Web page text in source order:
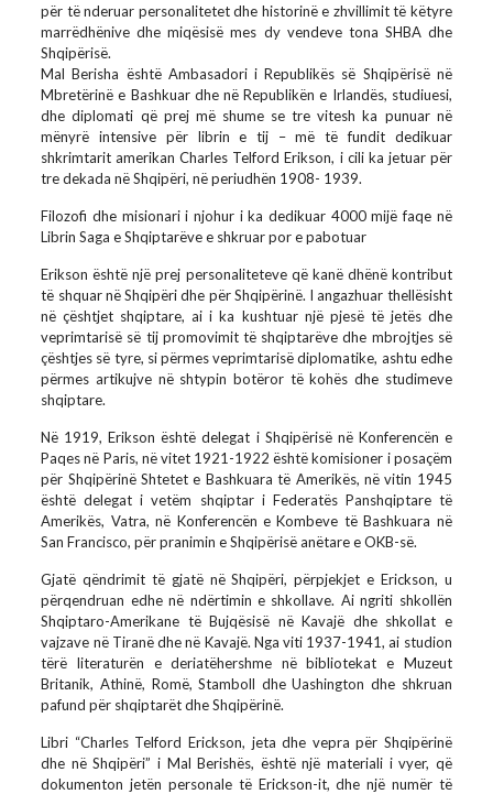
për të nderuar personalitetet dhe historinë e zhvillimit të këtyre
marrëdhënive dhe miqësisë mes dy vendeve tona SHBA dhe
Shqipërisë.
Mal Berisha është Ambasadori i Republikës së Shqipërisë në
Mbretërinë e Bashkuar dhe në Republikën e Irlandës, studiuesi,
dhe diplomati që prej më shume se tre vitesh ka punuar në
mënyrë intensive për librin e tij – më të fundit dedikuar
shkrimtarit amerikan Charles Telford Erikson, i cili ka jetuar për
tre dekada në Shqipëri, në periudhën 1908- 1939.
Filozofi dhe misionari i njohur i ka dedikuar 4000 mijë faqe në
Librin Saga e Shqiptarëve e shkruar por e pabotuar
Erikson është një prej personaliteteve që kanë dhënë kontribut
të shquar në Shqipëri dhe për Shqipërinë. I angazhuar thellësisht
në çështjet shqiptare, ai i ka kushtuar një pjesë të jetës dhe
veprimtarisë së tij promovimit të shqiptarëve dhe mbrojtjes së
çështjes së tyre, si përmes veprimtarisë diplomatike, ashtu edhe
përmes artikujve në shtypin botëror të kohës dhe studimeve
shqiptare.
Në 1919, Erikson është delegat i Shqipërisë në Konferencën e
Paqes në Paris, në vitet 1921-1922 është komisioner i posaçëm
për Shqipërinë Shtetet e Bashkuara të Amerikës, në vitin 1945
është delegat i vetëm shqiptar i Federatës Panshqiptare të
Amerikës, Vatra, në Konferencën e Kombeve të Bashkuara në
San Francisco, për pranimin e Shqipërisë anëtare e OKB-së.
Gjatë qëndrimit të gjatë në Shqipëri, përpjekjet e Erickson, u
përqendruan edhe në ndërtimin e shkollave. Ai ngriti shkollën
Shqiptaro-Amerikane të Bujqësisë në Kavajë dhe shkollat e
vajzave në Tiranë dhe në Kavajë. Nga viti 1937-1941, ai studion
tërë literaturën e deriatëhershme në bibliotekat e Muzeut
Britanik, Athinë, Romë, Stamboll dhe Uashington dhe shkruan
pafund për shqiptarët dhe Shqipërinë.
Libri “Charles Telford Erickson, jeta dhe vepra për Shqipërinë
dhe në Shqipëri” i Mal Berishës, është një materiali i vyer, që
dokumenton jetën personale të Erickson-it, dhe një numër të